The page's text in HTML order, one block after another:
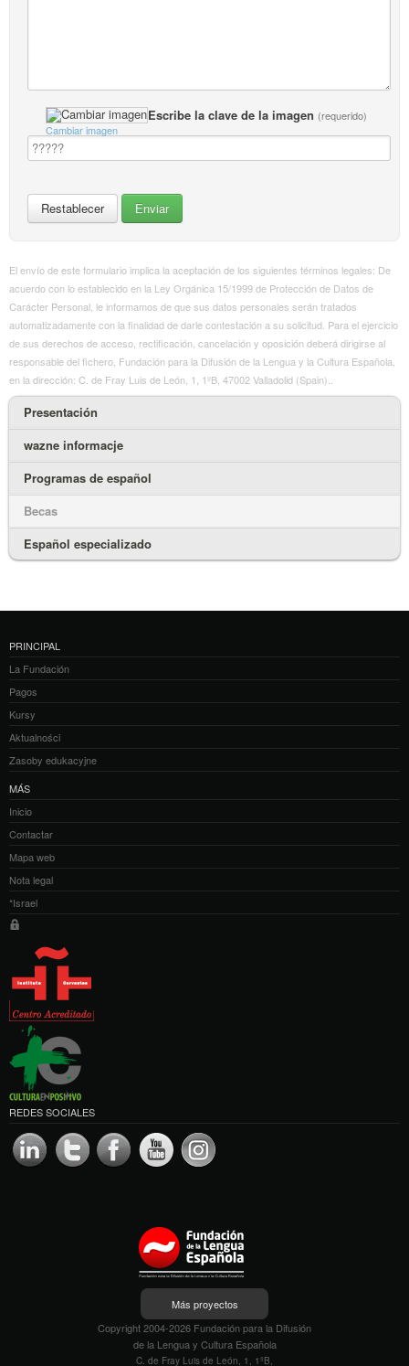
Escribe la clave de la imagen (requerido)
Cambiar imagen
El envío de este formulario implica la aceptación de los siguientes términos legales: De
acuerdo con lo establecido en la Ley Orgánica 15/1999 de Protección de Datos de
Carácter Personal, le informamos de que sus datos personales serán tratados
automatizadamente con la finalidad de darle contestación a su solicitud. Para el ejercicio
de sus derechos de acceso, rectificación, cancelación y oposición deberá dirigirse al
responsable del fichero, Fundación para la Difusión de la Lengua y la Cultura Española,
en la dirección: C. de Fray Luis de León, 1, 1ºB, 47002 Valladolid (Spain)..
Presentación
wazne informacje
Programas de español
Becas
Español especializado
PRINCIPAL
La Fundación
Pagos
Kursy
Aktualności
Zasoby edukacyjne
MÁS
Inicio
Contactar
Mapa web
Nota legal
*Israel
REDES SOCIALES
Más proyectos
Copyright 2004-2026 Fundación para la Difusión
de la Lengua y Cultura Española
C. de Fray Luis de León, 1, 1ºB,